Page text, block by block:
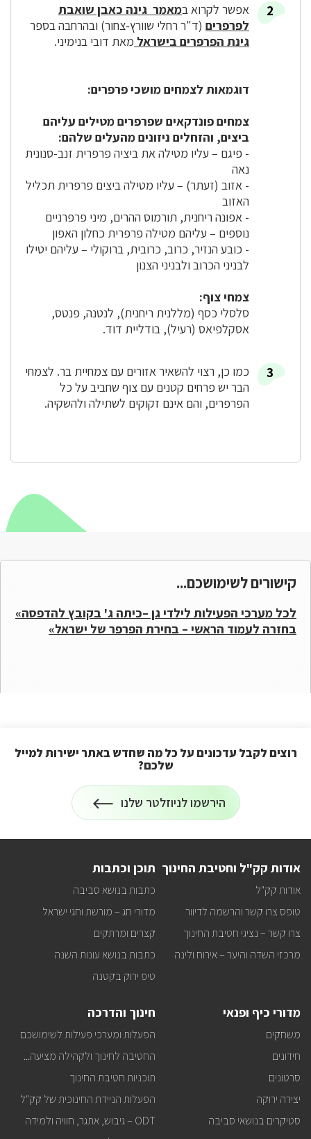
אפשר לקרוא במאמר גינה כאבן שואבת
לפרפרים (ד"ר רחלי שוורץ-צחור) ובהרחבה בספר
גינת הפרפרים בישראל מאת דובי בנימיני.
דוגמאות לצמחים מושכי פרפרים:
צמחים פונדקאים שפרפרים מטילים עליהם
ביצים, והזחלים ניזונים מהעלים שלהם:
- פיגם – עליו מטילה את ביציה פרפרית זנב-סנונית
נאה
- אזוב (זעתר) – עליו מטילה ביצים פרפרית תכליל
האזוב
- אפונה ריחנית, תורמוס ההרים, מיני פרפרניים
נוספים – עליהם מטילה פרפרית כחלון האפון
- כובע הנזיר, כרוב, כרובית, ברוקולי – עליהם יטילו
לבניני הכרוב ולבניני הצנון
צמחי צוף:
סלסלי כסף (מללנית ריחנית), לנטנה, פנטס,
אסקלפיאס (רעיל), בודליית דוד.
כמו כן, רצוי להשאיר אזורים עם צמחיית בר. לצמחי
הבר יש פרחים קטנים עם צוף שחביב על כל
הפרפרים, והם אינם זקוקים לשתילה ולהשקיה.
קישורים לשימושכם...
לכל מערכי הפעילות לילדי גן –כיתה ג' בקובץ להדפסה»
בחזרה לעמוד הראשי – בחירת הפרפר של ישראל»
הרשמה
לניוזלטר
רוצים לקבל עדכונים על כל מה שחדש באתר ישירות למייל
שלכם?
הירשמו לניוזלטר שלנו
על
רוצים
כל
באתר
ישירות
למייל
אודות קק"ל וחטיבת החינוך
אודות קק"ל
טופס צרו קשר והרשמה לדיוור
צרו קשר – נציגי חטיבת החינוך
מרכזי השדה והיער – אירוח ולינה
תוכן וכתבות
כתבות בנושא סביבה
מדורי חג – מורשת וחגי ישראל
קצרים ומרתקים
כתבות בנושא עונות השנה
טיפ ירוק בקטנה
מדורי כיף ופנאי
משחקים
חידונים
סרטונים
יצירה ירוקה
סטיקרים בנושאי סביבה
חינוך והדרכה
הפעלות ומערכי פעילות לשימושכם
החטיבה לחינוך ולקהילה מציעה...
תוכניות חטיבת החינוך
הפעלות הניידת החינוכית של קק"ל
ODT – גיבוש, אתגר, חוויה ולמידה